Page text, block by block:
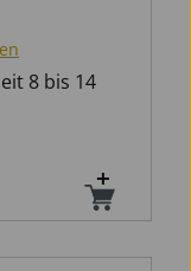
8 bis 14